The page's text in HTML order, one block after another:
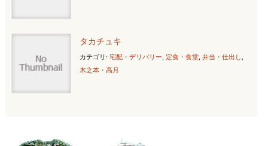
タカチュキ
カテゴリ: 宅配・デリバリー 定食・食堂, 弁当・仕出し
木之本・高月